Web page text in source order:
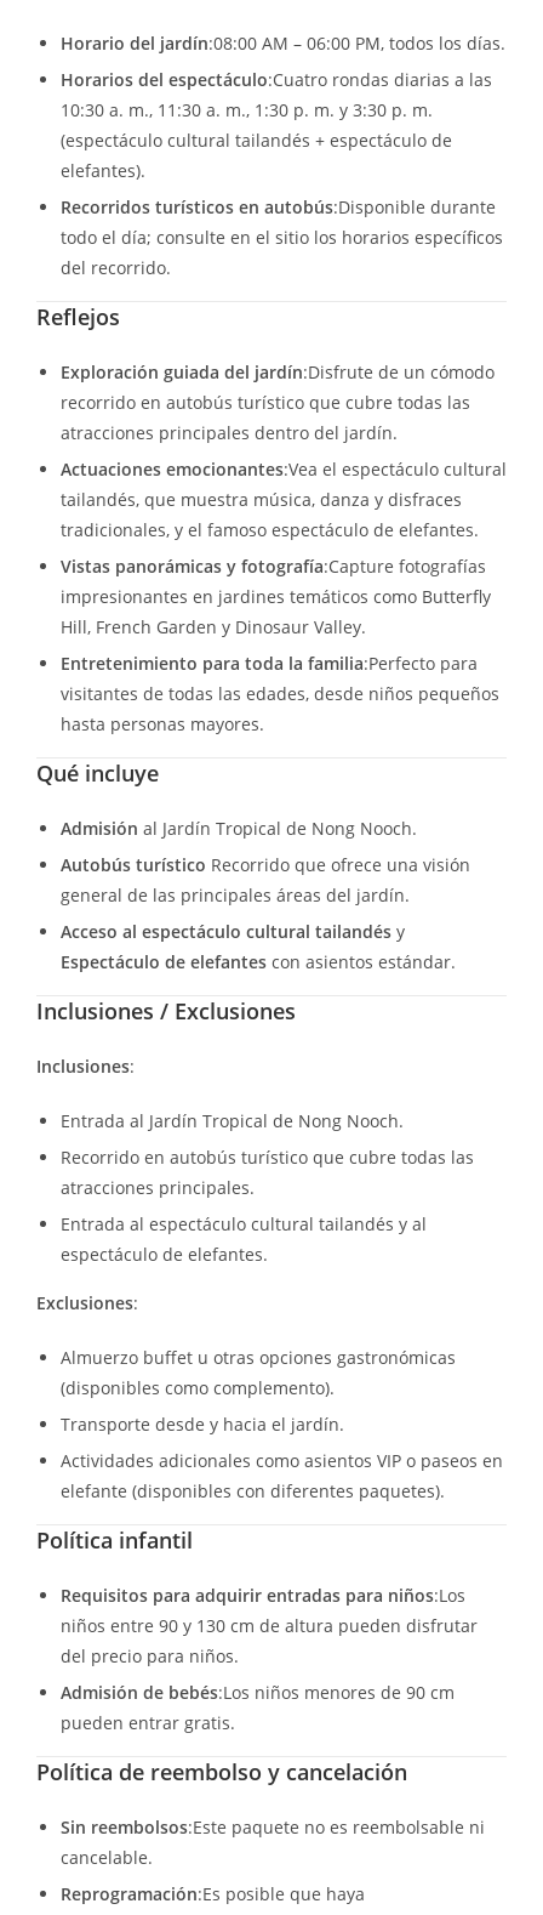
Horario del jardín:08:00 AM – 06:00 PM, todos los días.
Horarios del espectáculo:Cuatro rondas diarias a las
10:30 a. m., 11:30 a. m., 1:30 p. m. y 3:30 p. m.
(espectáculo cultural tailandés + espectáculo de
elefantes).
Recorridos turísticos en autobús:Disponible durante
todo el día; consulte en el sitio los horarios específicos
del recorrido.
Reflejos
Exploración guiada del jardín:Disfrute de un cómodo
recorrido en autobús turístico que cubre todas las
atracciones principales dentro del jardín.
Actuaciones emocionantes:Vea el espectáculo cultural
tailandés, que muestra música, danza y disfraces
tradicionales, y el famoso espectáculo de elefantes.
Vistas panorámicas y fotografía:Capture fotografías
impresionantes en jardines temáticos como Butterfly
Hill, French Garden y Dinosaur Valley.
Entretenimiento para toda la familia:Perfecto para
visitantes de todas las edades, desde niños pequeños
hasta personas mayores.
Qué incluye
Admisión al Jardín Tropical de Nong Nooch.
Autobús turístico Recorrido que ofrece una visión
general de las principales áreas del jardín.
Acceso al espectáculo cultural tailandés y
Espectáculo de elefantes con asientos estándar.
Inclusiones / Exclusiones
Inclusiones:
Entrada al Jardín Tropical de Nong Nooch.
Recorrido en autobús turístico que cubre todas las
atracciones principales.
Entrada al espectáculo cultural tailandés y al
espectáculo de elefantes.
Exclusiones:
Almuerzo buffet u otras opciones gastronómicas
(disponibles como complemento).
Transporte desde y hacia el jardín.
Actividades adicionales como asientos VIP o paseos en
elefante (disponibles con diferentes paquetes).
Política infantil
Requisitos para adquirir entradas para niños:Los
niños entre 90 y 130 cm de altura pueden disfrutar
del precio para niños.
Admisión de bebés:Los niños menores de 90 cm
pueden entrar gratis.
Política de reembolso y cancelación
Sin reembolsos:Este paquete no es reembolsable ni
cancelable.
Reprogramación:Es posible que haya